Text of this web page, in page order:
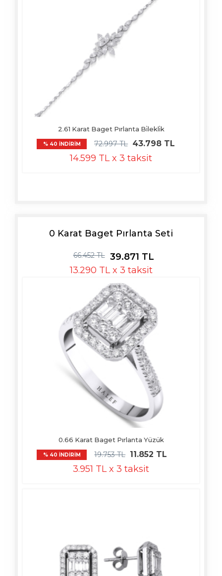
2.61 Karat Baget Pırlanta Bi̇lekli̇k
% 40 İNDİRİM 72.997 TL 43.798 TL
14.599 TL x 3 taksit
0 Karat Baget Pırlanta Seti
66.452 TL 39.871 TL
13.290 TL x 3 taksit
0.66 Karat Baget Pırlanta Yüzük
% 40 İNDİRİM 19.753 TL 11.852 TL
3.951 TL x 3 taksit